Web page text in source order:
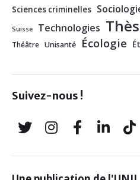
Sciences criminelles
Suisse Technologies
Théâtre Unisanté Écologie
Suivez-nous !